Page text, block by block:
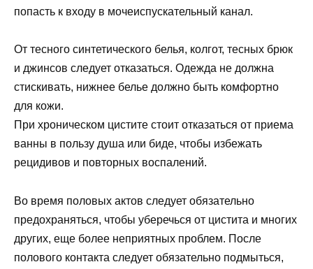
попасть к входу в мочеиспускательный канал.
От тесного синтетического белья, колгот, тесных брюк
и джинсов следует отказаться. Одежда не должна
стискивать, нижнее белье должно быть комфортно
для кожи.
При хроническом цистите стоит отказаться от приема
ванны в пользу душа или биде, чтобы избежать
рецидивов и повторных воспалений.
Во время половых актов следует обязательно
предохраняться, чтобы уберечься от цистита и многих
других, еще более неприятных проблем. После
полового контакта следует обязательно подмыться,